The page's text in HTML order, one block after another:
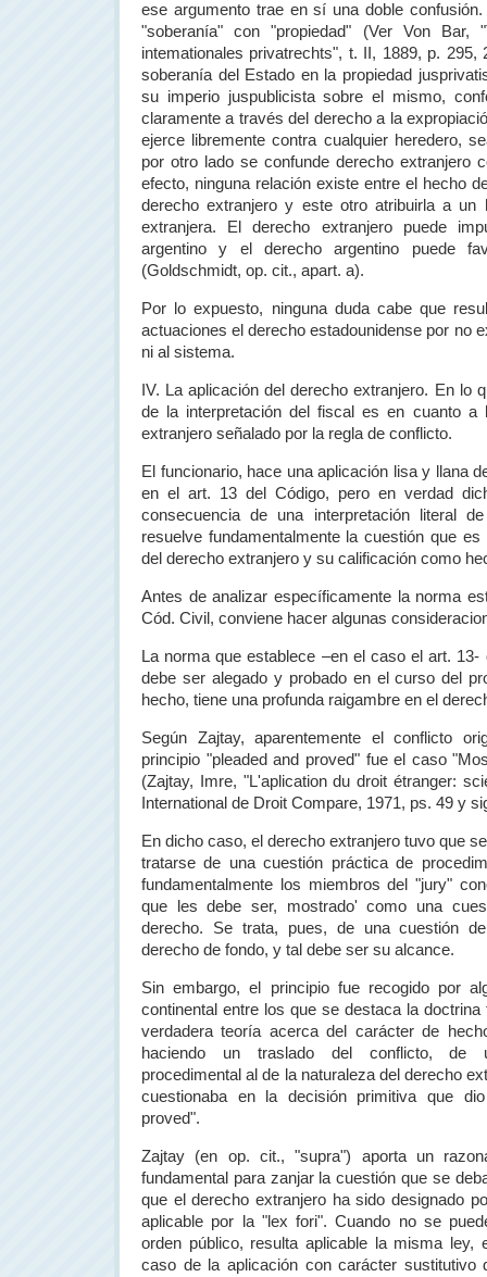
ese argumento trae en sí una doble
"soberanía" con "propiedad" (Ver Von Bar,
intemationales privatrechts", t. II, 1889, p. 295,
soberanía del Estado en la propiedad
su imperio juspublicista sobre el mismo,
claramente a través del derecho a la
ejerce libremente contra cualquier heredero,
por otro lado se confunde derecho extranjero
efecto, ninguna relación existe entre el hecho
derecho extranjero y este otro atribuirla a un
extranjera. El derecho extranjero puede
argentino y el derecho argentino puede
(Goldschmidt, op. cit., apart. a).
Por lo expuesto, ninguna duda cabe que
actuaciones el derecho estadounidense por no
ni al sistema.
IV. La aplicación del derecho extranjero. En lo
de la interpretación del fiscal es en cuanto a
extranjero señalado por la regla de conflicto.
El funcionario, hace una aplicación lisa y llana
en el art. 13 del Código, pero en verdad
consecuencia de una interpretación literal
resuelve fundamentalmente la cuestión que
del derecho extranjero y su calificación como
Antes de analizar específicamente la norma
Cód. Civil, conviene hacer algunas
La norma que establece –en el caso el art. 13-
debe ser alegado y probado en el curso del
hecho, tiene una profunda raigambre en el
Según Zajtay, aparentemente el conflicto
principio "pleaded and proved" fue el caso
(Zajtay, Imre, "L'aplication du droit étranger:
International de Droit Compare, 1971, ps. 49 y
En dicho caso, el derecho extranjero tuvo que
tratarse de una cuestión práctica de
fundamentalmente los miembros del "jury"
que les debe ser, mostrado' como una
derecho. Se trata, pues, de una cuestión
derecho de fondo, y tal debe ser su alcance.
Sin embargo, el principio fue recogido por
continental entre los que se destaca la
verdadera teoría acerca del carácter de
haciendo un traslado del conflicto, de
procedimental al de la naturaleza del derecho
cuestionaba en la decisión primitiva que
proved".
Zajtay (en op. cit., "supra") aporta un
fundamental para zanjar la cuestión que se
que el derecho extranjero ha sido designado
aplicable por la "lex fori". Cuando no se
orden público, resulta aplicable la misma
caso de la aplicación con carácter sustitutivo